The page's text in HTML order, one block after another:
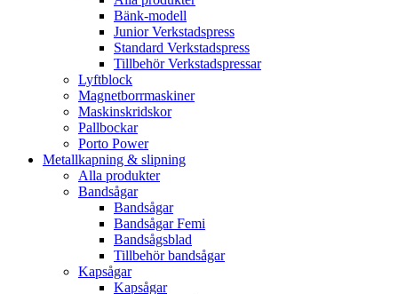
Bänk-modell
Junior Verkstadspress
Standard Verkstadspress
Tillbehör Verkstadspressar
Lyftblock
Magnetborrmaskiner
Maskinskridskor
Pallbockar
Porto Power
Metallkapning & slipning
Alla produkter
Bandsågar
Bandsågar
Bandsågar Femi
Bandsågsblad
Tillbehör bandsågar
Kapsågar
Kapsågar